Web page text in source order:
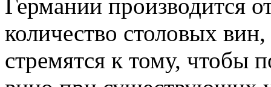
Германии производится
количество столовых
стремятся к тому, чтобы